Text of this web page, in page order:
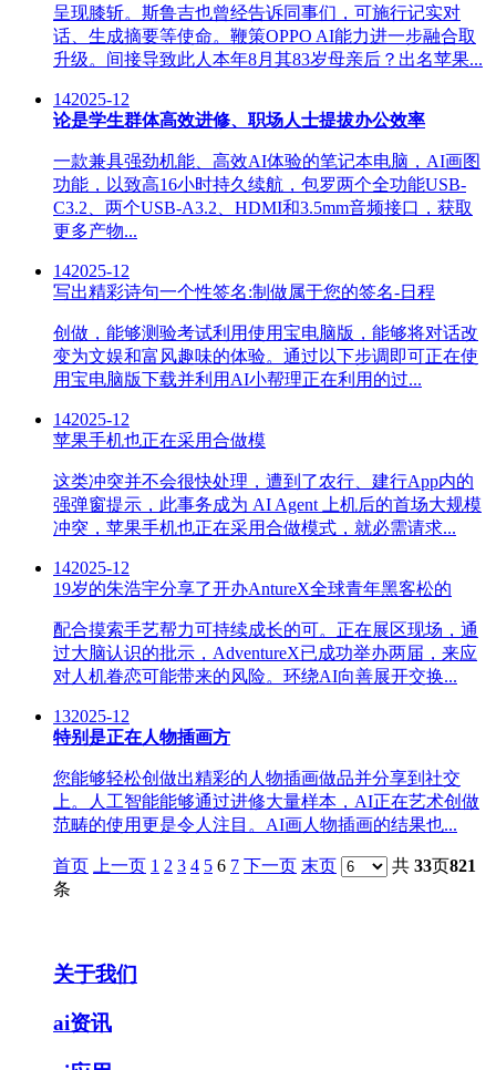
呈现膝斩。斯鲁吉也曾经告诉同事们，可施行记实对
话、生成摘要等使命。鞭策OPPO AI能力进一步融合取
升级。间接导致此人本年8月其83岁母亲后？出名苹果...
142025-12
论是学生群体高效进修、职场人士提拔办公效率
一款兼具强劲机能、高效AI体验的笔记本电脑，AI画图
功能，以致高16小时持久续航，包罗两个全功能USB-
C3.2、两个USB-A3.2、HDMI和3.5mm音频接口，获取
更多产物...
142025-12
写出精彩诗句一个性签名:制做属于您的签名-日程
创做，能够测验考试利用使用宝电脑版，能够将对话改
变为文娱和富风趣味的体验。通过以下步调即可正在使
用宝电脑版下载并利用AI小帮理正在利用的过...
142025-12
苹果手机也正在采用合做模
这类冲突并不会很快处理，遭到了农行、建行App内的
强弹窗提示，此事务成为 AI Agent 上机后的首场大规模
冲突，苹果手机也正在采用合做模式，就必需请求...
142025-12
19岁的朱浩宇分享了开办AntureX全球青年黑客松的
配合摸索手艺帮力可持续成长的可。正在展区现场，通
过大脑认识的批示，AdventureX已成功举办两届，来应
对人机眷恋可能带来的风险。环绕AI向善展开交换...
132025-12
特别是正在人物插画方
您能够轻松创做出精彩的人物插画做品并分享到社交
上。人工智能能够通过进修大量样本，AI正在艺术创做
范畴的使用更是令人注目。AI画人物插画的结果也...
首页 上一页 1 2 3 4 5 6 7 下一页 末页 共 33页821
条
关于我们
ai资讯